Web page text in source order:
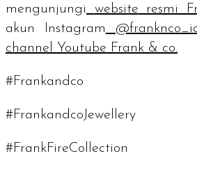
mengunjungi
website resmi
akun Instagram
channel
Youtube Frank & co.
#Frankandco
#FrankandcoJewellery
#FrankFireCollection